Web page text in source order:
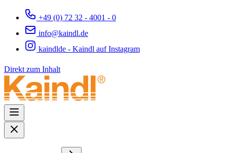
+49 (0) 72 32 - 4001 - 0
info@kaindl.de
kaindlde - Kaindl auf Instagram
Direkt zum Inhalt